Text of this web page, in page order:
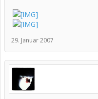
29. Januar 2007